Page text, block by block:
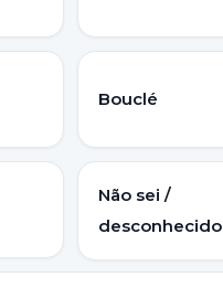
Bouclé
Não sei /
desconhecido